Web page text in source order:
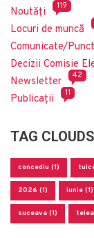
Noutăți 119
Locuri de muncă
Comunicate/
Decizii Comisie
Newsletter 42
Publicații 11
TAG CLOUDS
concediu (1)
2026 (1) iunie (1)
suceava (1)